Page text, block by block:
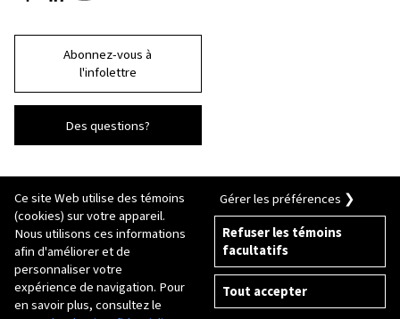
Abonnez-vous à
l'infolettre
Des questions?
© 2026 Université Laval
Tous droits réservés
Conditions générales d'utilisation
Fraude en ligne
Politique de confidentialité
Ce site Web utilise des témoins
(cookies) sur votre appareil.
Nous utilisons ces informations
afin d'améliorer et de
personnaliser votre
expérience de navigation. Pour
en savoir plus, consultez le
Gérer les préférences ❯
Refuser les témoins
facultatifs
Tout accepter